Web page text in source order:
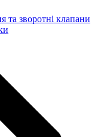
та зворотні клапани